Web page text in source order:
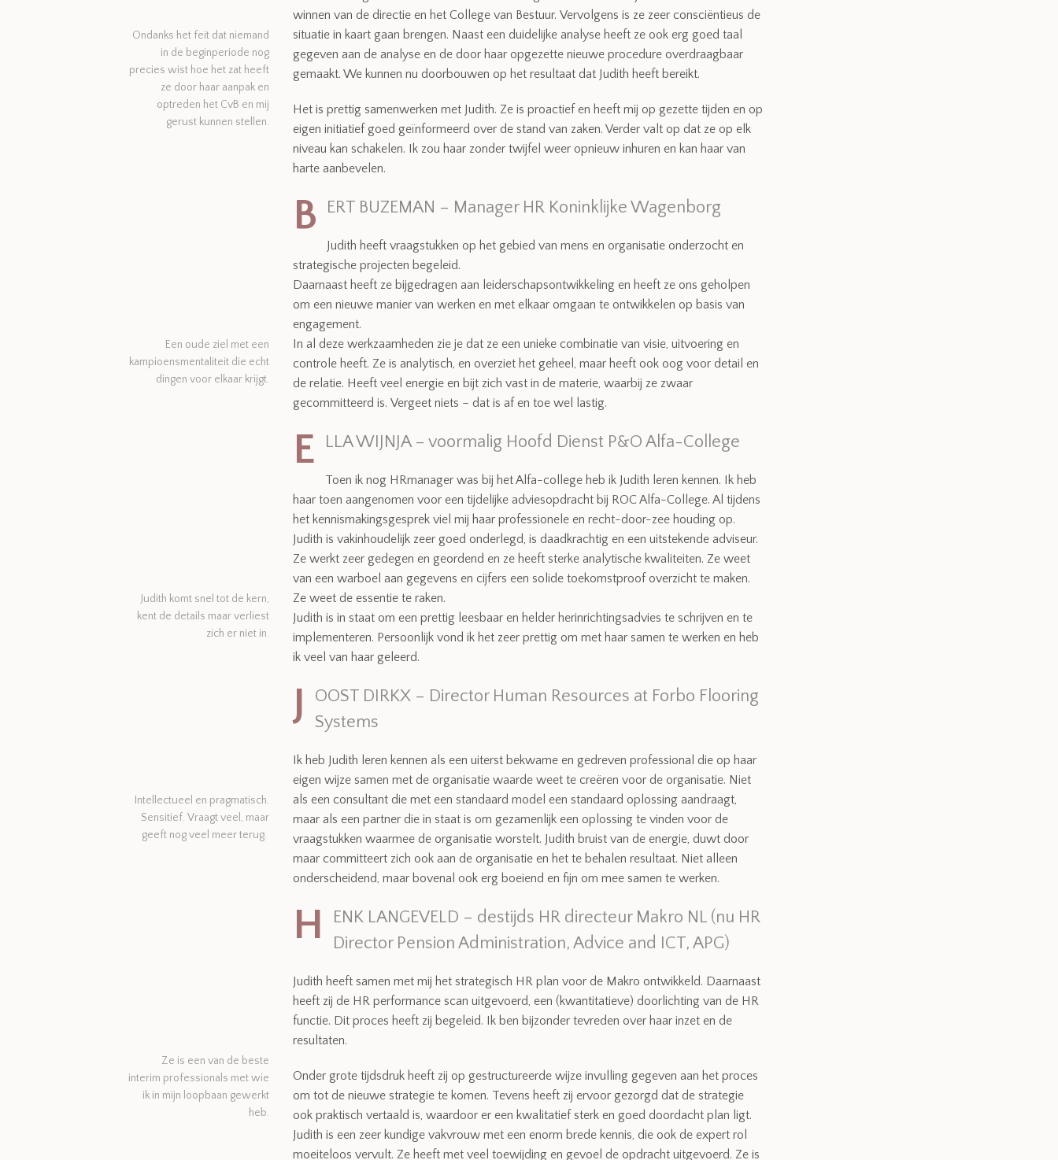
winnen van de directie en het College van Bestuur.
Ondanks het feit dat niemand
in de beginperiode nog
precies wist hoe het zat heeft
ze door haar aanpak en
optreden het CvB en mij
gerust kunnen stellen.
Vervolgens is ze zeer consciëntieus de
situatie in kaart gaan brengen. Naast een duidelijke analyse heeft ze ook erg goed taal
gegeven aan de analyse en de door haar opgezette nieuwe procedure overdraagbaar
gemaakt. We kunnen nu doorbouwen op het resultaat dat Judith heeft bereikt.
Het is prettig samenwerken met Judith. Ze is proactief en heeft mij op gezette tijden en op
eigen initiatief goed geïnformeerd over de stand van zaken. Verder valt op dat ze op elk
niveau kan schakelen. Ik zou haar zonder twijfel weer opnieuw inhuren en kan haar van
harte aanbevelen.
B ERT BUZEMAN – Manager HR Koninklijke Wagenborg
Judith heeft vraagstukken op het gebied van mens en organisatie onderzocht en
strategische projecten begeleid.
Daarnaast heeft ze bijgedragen aan leiderschapsontwikkeling en heeft ze ons geholpen
om een nieuwe manier van werken en met elkaar omgaan te ontwikkelen op basis van
engagement.
Een oude ziel met een
kampioensmentaliteit die echt
dingen voor elkaar krijgt.
In al deze werkzaamheden zie je dat ze een unieke combinatie van visie, uitvoering en
controle heeft. Ze is analytisch, en overziet het geheel, maar heeft ook oog voor detail en
de relatie. Heeft veel energie en bijt zich vast in de materie, waarbij ze zwaar
gecommitteerd is. Vergeet niets – dat is af en toe wel lastig.
E LLA WIJNJA – voormalig Hoofd Dienst P&O Alfa-College
Toen ik nog HRmanager was bij het Alfa-college heb ik Judith leren kennen. Ik heb
haar toen aangenomen voor een tijdelijke adviesopdracht bij ROC Alfa-College. Al tijdens
het kennismakingsgesprek viel mij haar professionele en recht-door-zee houding op.
Judith is vakinhoudelijk zeer goed onderlegd, is daadkrachtig en een uitstekende adviseur.
Ze werkt zeer gedegen en geordend en ze heeft sterke analytische kwaliteiten. Ze weet
van een warboel aan gegevens en cijfers een solide toekomstproof overzicht te maken.
Judith komt snel tot de kern,
kent de details maar verliest
zich er niet in.
Ze weet de essentie te raken.
Judith is in staat om een prettig leesbaar en helder herinrichtingsadvies te schrijven en te
implementeren. Persoonlijk vond ik het zeer prettig om met haar samen te werken en heb
ik veel van haar geleerd.
J
OOST DIRKX – Director Human Resources at Forbo Flooring
Systems
Ik heb Judith leren kennen als een uiterst bekwame en gedreven professional die op haar
eigen wijze samen met de organisatie waarde weet te creëren voor de organisatie.
Intellectueel en pragmatisch.
Sensitief. Vraagt veel, maar
geeft nog veel meer terug.
Niet
als een consultant die met een standaard model een standaard oplossing aandraagt,
maar als een partner die in staat is om gezamenlijk een oplossing te vinden voor de
vraagstukken waarmee de organisatie worstelt. Judith bruist van de energie, duwt door
maar committeert zich ook aan de organisatie en het te behalen resultaat. Niet alleen
onderscheidend, maar bovenal ook erg boeiend en fijn om mee samen te werken.
H
ENK LANGEVELD – destijds HR directeur Makro NL (nu HR
Director Pension Administration, Advice and ICT, APG)
Judith heeft samen met mij het strategisch HR plan voor de Makro ontwikkeld. Daarnaast
heeft zij de HR performance scan uitgevoerd, een (kwantitatieve) doorlichting van de HR
functie. Dit proces heeft zij begeleid. Ik ben bijzonder tevreden over haar inzet en de
resultaten.
Ze is een van de beste
interim professionals met wie
ik in mijn loopbaan gewerkt
heb.
Onder grote tijdsdruk heeft zij op gestructureerde wijze invulling gegeven aan het proces
om tot de nieuwe strategie te komen. Tevens heeft zij ervoor gezorgd dat de strategie
ook praktisch vertaald is, waardoor er een kwalitatief sterk en goed doordacht plan ligt.
Judith is een zeer kundige vakvrouw met een enorm brede kennis, die ook de expert rol
moeiteloos vervult. Ze heeft met veel toewijding en gevoel de opdracht uitgevoerd. Ze is